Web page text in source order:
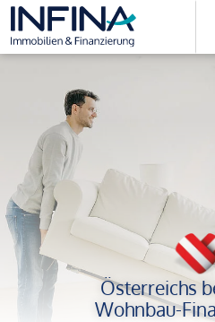
Österreichs
Wohnbau-